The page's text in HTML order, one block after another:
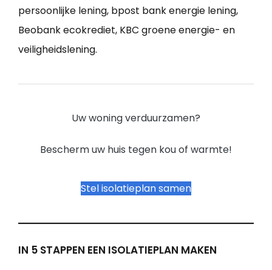
persoonlijke lening, bpost bank energie lening,
Beobank ecokrediet, KBC groene energie- en
veiligheidslening.
Uw woning verduurzamen?
Bescherm uw huis tegen kou of warmte!
Stel isolatieplan samen
IN 5 STAPPEN EEN ISOLATIEPLAN MAKEN